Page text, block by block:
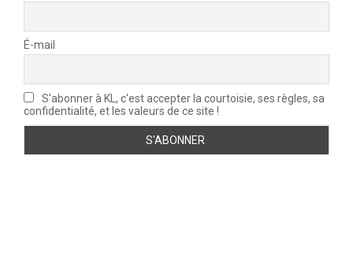
É-mail
S'abonner à KL, c'est accepter la courtoisie, ses règles, sa
confidentialité, et les valeurs de ce site !